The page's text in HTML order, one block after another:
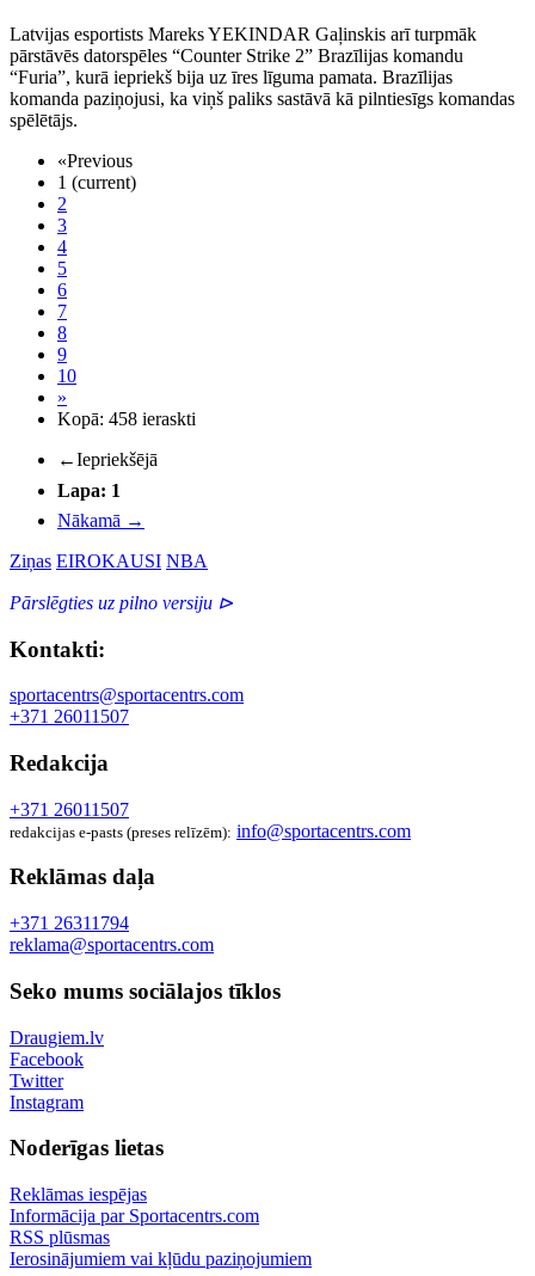
Latvijas esportists Mareks YEKINDAR Gaļinskis arī turpmāk
pārstāvēs datorspēles “Counter Strike 2” Brazīlijas komandu
“Furia”, kurā iepriekš bija uz īres līguma pamata. Brazīlijas
komanda paziņojusi, ka viņš paliks sastāvā kā pilntiesīgs komandas
spēlētājs.
«Previous
1 (current)
2
3
4
5
6
7
8
9
10
»
Kopā: 458 ieraskti
←Iepriekšējā
Lapa: 1
Nākamā →
Ziņas EIROKAUSI NBA
Pārslēgties uz pilno versiju ⊳
Kontakti:
sportacentrs@sportacentrs.com
+371 26011507
Redakcija
+371 26011507
redakcijas e-pasts (preses relīzēm): info@sportacentrs.com
Reklāmas daļa
+371 26311794
reklama@sportacentrs.com
Seko mums sociālajos tīklos
Draugiem.lv
Facebook
Twitter
Instagram
Noderīgas lietas
Reklāmas iespējas
Informācija par Sportacentrs.com
RSS plūsmas
Ierosinājumiem vai kļūdu paziņojumiem